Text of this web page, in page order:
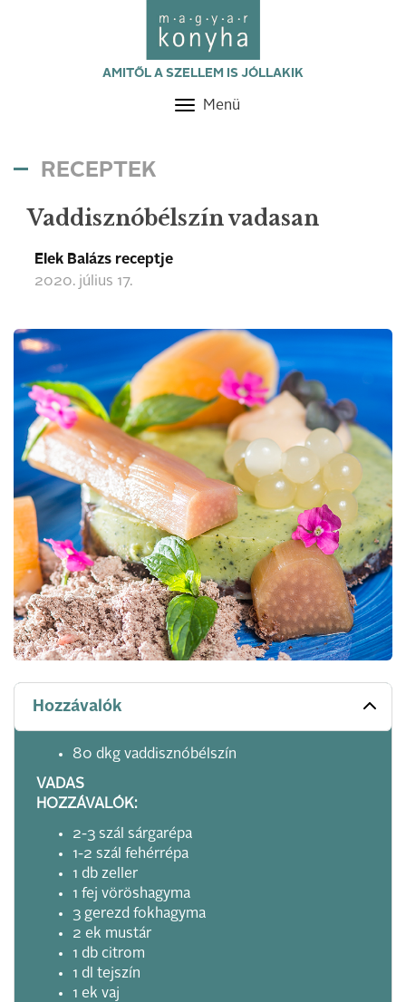
AMITŐL A SZELLEM IS JÓLLAKIK
Toggle
Menü
RECEPTEK
Vaddisznóbélszín vadasan
Elek Balázs receptje
2020. július 17.
Hozzávalók
80 dkg vaddisznóbélszín
VADAS
HOZZÁVALÓK:
2-3 szál sárgarépa
1-2 szál fehérrépa
1 db zeller
1 fej vöröshagyma
3 gerezd fokhagyma
2 ek mustár
1 db citrom
1 dl tejszín
1 ek vaj